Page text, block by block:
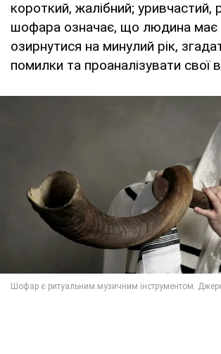
короткий, жалібний; уривчастий,
шофара означає, що людина має
озирнутися на минулий рік,
помилки та проаналізувати свої